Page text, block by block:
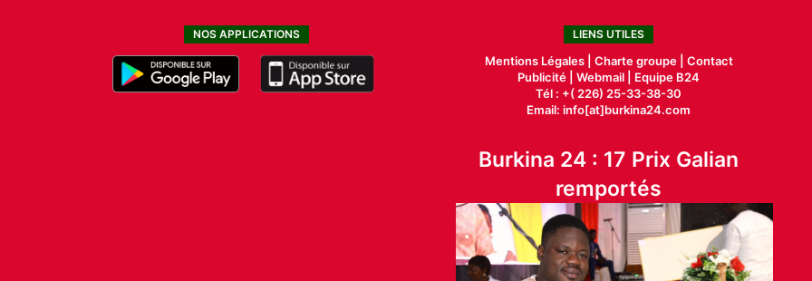
NOS APPLICATIONS LIENS UTILES
Mentions Légales | Charte groupe | Contact
Publicité |Webmail |
Equipe B24
Tél : +( 226) 25-33-38-30
Email: info[at]burkina24.com
Burkina 24 : 17 Prix Galian
remportés